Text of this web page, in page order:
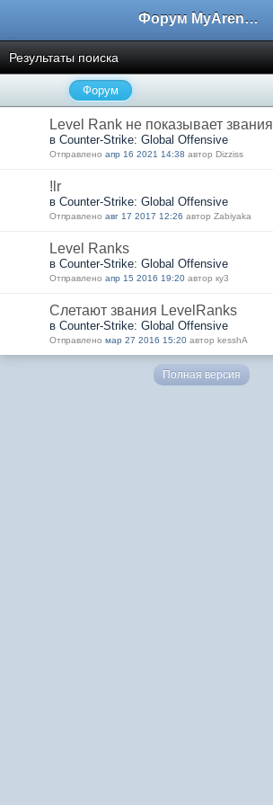
Форум MyArena.ru
Результаты поиска
Форум
Level Rank не показывает звания
в Counter-Strike: Global Offensive
Отправлено апр 16 2021 14:38 автор Dizziss
!lr
в Counter-Strike: Global Offensive
Отправлено авг 17 2017 12:26 автор Zabiyaka
Level Ranks
в Counter-Strike: Global Offensive
Отправлено апр 15 2016 19:20 автор ку3
Слетают звания LevelRanks
в Counter-Strike: Global Offensive
Отправлено мар 27 2016 15:20 автор kesshA
Полная версия